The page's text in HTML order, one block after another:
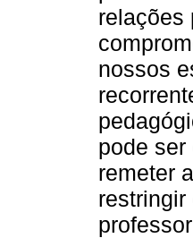
relações
nossos
pode
remeter